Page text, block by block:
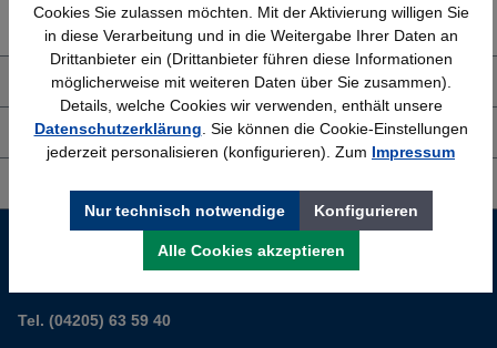
Bewährt seit 1958 (04205) 635940
Über uns
Shop Service
Service-Hotline
Tel. (04205) 63 59 40
Cookies Sie zulassen möchten. Mit der Aktivierung willigen Sie
in diese Verarbeitung und in die Weitergabe Ihrer Daten an
Drittanbieter ein (Drittanbieter führen diese Informationen
möglicherweise mit weiteren Daten über Sie zusammen).
Details, welche Cookies wir verwenden, enthält unsere
Datenschutzerklärung . Sie können die Cookie-Einstellungen
jederzeit personalisieren (konfigurieren). Zum Impressum
Nur technisch notwendige Konfigurieren
Alle Cookies akzeptieren